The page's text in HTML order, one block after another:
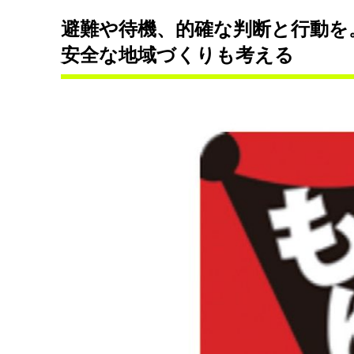
避難や待機、的確な判断と行動を
安全な地域づくりも考える